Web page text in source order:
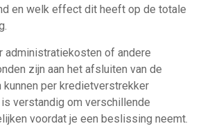
en welk effect dit heeft op de totale
administratiekosten of andere
zijn aan het afsluiten van de
kunnen per kredietverstrekker
verstandig om verschillende
voordat je een beslissing neemt.